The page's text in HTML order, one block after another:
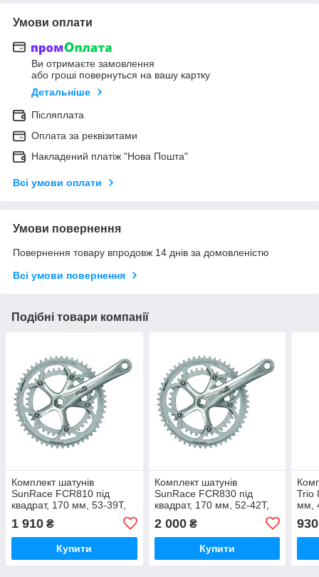
Умови оплати
Ви отримаєте замовлення
або гроші повернуться на вашу картку
Детальніше
Післяплата
Оплата за реквізитами
Накладений платіж "Нова Пошта"
Всі умови оплати
Умови повернення
Повернення товару впродовж 14 днів за домовленістю
Всі умови повернення
Подібні товари компанії
Комплект шатунів
SunRace FCR810 під
квадрат, 170 мм, 53-39T,
1 910 ₴
Купити
Комплект шатунів
SunRace FCR830 під
квадрат, 170 мм, 52-42T,
2 000₴
Купити
Trio
мм,
930